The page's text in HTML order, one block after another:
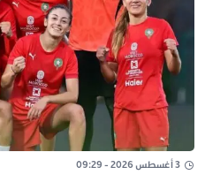
3 أغسطس 2026 - 09:29